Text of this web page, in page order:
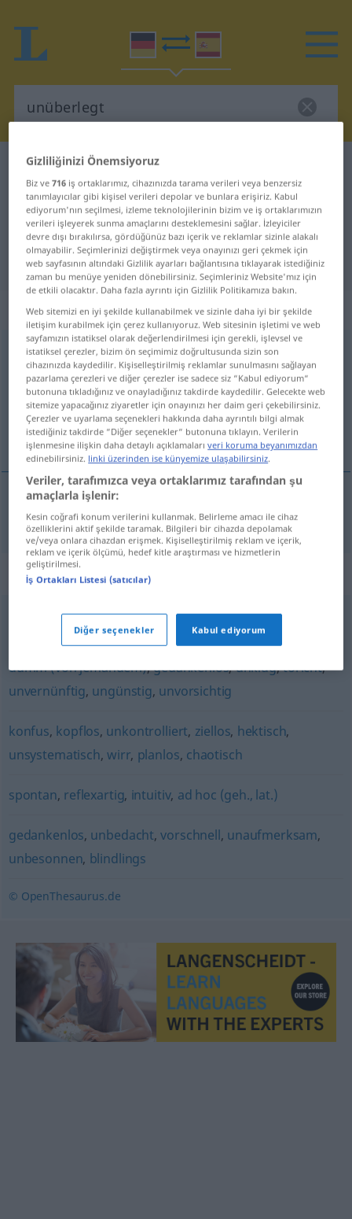
Almanca-İspanyolca sözlük
Almanca-İspanyolca sözlük
"unüberlegt"
"unüberlegt" İspanyolca çeviri
„unüberlegt“: Adjektiv
unüberlegtadj
Tüm çevirilere genel bakış
(Daha fazla ayrıntı için çeviriye tıklayın/dokunun)
irreflexivo
irreflexivo unüberlegt
Eşanlamlılar "unüberlegt"
unvernünftig (sein)
dumm (von jemandem),gedankenlos,unklug,töricht,
unvernünftig, ungünstig, unvorsichtig
konfus, kopflos, unkontrolliert, ziellos, hektisch,
unsystematisch, wirr, planlos, chaotisch
spontan, reflexartig, intuitiv, ad hoc (geh., lat.)
gedankenlos, unbedacht,vorschnell, unaufmerksam,
unbesonnen, blindlings
© OpenThesaurus.de
Gizliliğinizi Önemsiyoruz
Biz ve716 iş ortaklarımız, cihazınızda tarama verileri veya benzersiz
tanımlayıcılar gibi kişisel verileri depolar ve bunlara erişiriz. Kabul
ediyorum'nın seçilmesi, izleme teknolojilerinin bizim ve iş ortaklarımızın
verileri işleyerek sunma amaçlarını desteklemesini sağlar. İzleyiciler
devre dışı bırakılırsa, gördüğünüz bazı içerik ve reklamlar sizinle alakalı
olmayabilir. Seçimlerinizi değiştirmek veya onayınızı geri çekmek için
web sayfasının altındaki Gizlilik ayarları bağlantısına tıklayarak istediğiniz
zaman bu menüye yeniden dönebilirsiniz. Seçimleriniz Website'mız için
de etkili olacaktır. Daha fazla ayrıntı için Gizlilik Politikamıza bakın.
Web sitemizi en iyi şekilde kullanabilmek ve sizinle daha iyi bir şekilde
iletişim kurabilmek için çerez kullanıyoruz. Web sitesinin işletimi ve web
sayfamızın istatiksel olarak değerlendirilmesi için gerekli, işlevsel ve
istatiksel çerezler, bizim ön seçimimiz doğrultusunda sizin son
cihazınızda kaydedilir. Kişiselleştirilmiş reklamlar sunulmasını sağlayan
pazarlama çerezleri ve diğer çerezler ise sadece siz “Kabul ediyorum“
butonuna tıkladığınız ve onayladığınız takdirde kaydedilir. Gelecekte web
sitemize yapacağınız ziyaretler için onayınızı her daim geri çekebilirsiniz.
Çerezler ve uyarlama seçenekleri hakkında daha ayrıntılı bilgi almak
istediğiniz takdirde “Diğer seçenekler“ butonuna tıklayın. Verilerin
işlenmesine ilişkin daha detaylı açıklamalarıveri koruma beyanımızdan
edinebilirsiniz. linki üzerinden ise künyemize ulaşabilirsiniz.
Veriler, tarafımızca veya ortaklarımız tarafından şu
amaçlarla işlenir:
Kesin coğrafi konum verilerini kullanmak. Belirleme amacı ile cihaz
özelliklerini aktif şekilde taramak. Bilgileri bir cihazda depolamak
ve/veya onlara cihazdan erişmek. Kişiselleştirilmiş reklam ve içerik,
reklam ve içerik ölçümü, hedef kitle araştırması ve hizmetlerin
geliştirilmesi.
İş Ortakları Listesi (satıcılar)
Diğer seçenekler Kabul ediyorum